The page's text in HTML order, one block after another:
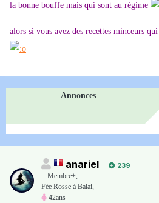
la bonne bouffe mais qui sont au régime
alors si vous avez des recettes minceurs
Annonces
anariel
239
Membre+,
Fée Rosse à Balai,
42ans